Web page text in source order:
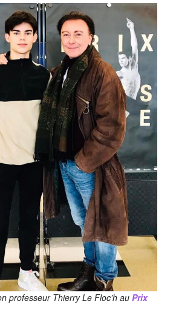
professeur Thierry Le Floc’h au Prix